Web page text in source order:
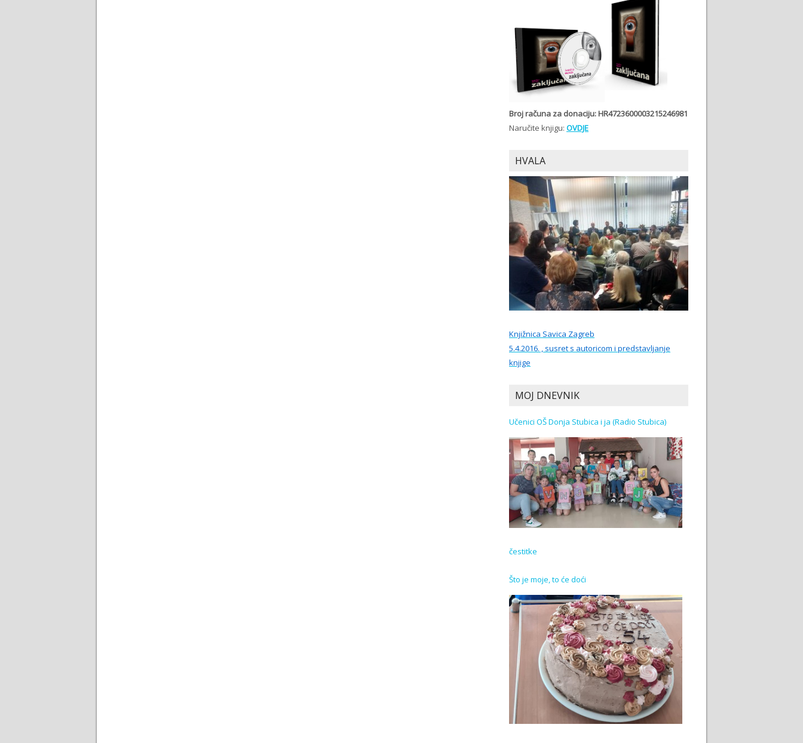
Broj računa za donaciju: HR4723600003215246981
Naručite knjigu: OVDJE
HVALA
Knjižnica Savica Zagreb
5.4.2016. , susret s autoricom i predstavljanje
knjige
MOJ DNEVNIK
Učenici OŠ Donja Stubica i ja (Radio Stubica)
čestitke
Što je moje, to će doći